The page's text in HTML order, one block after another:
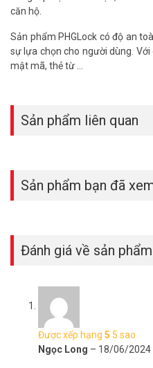
căn hộ.
Sản phẩm PHGLock có độ an
sự lựa chọn cho người dùng.
mật mã, thẻ từ …
Sản phẩm liên quan
Sản phẩm bạn đã
Đánh giá về sản phẩm
Được xếp hạng 5 5 sao
Ngọc Long – 18/06/2024